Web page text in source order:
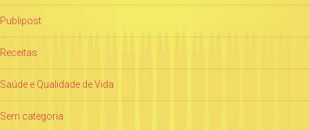
Publipost
Receitas
Saúde e Qualidade de Vida
Sem categoria